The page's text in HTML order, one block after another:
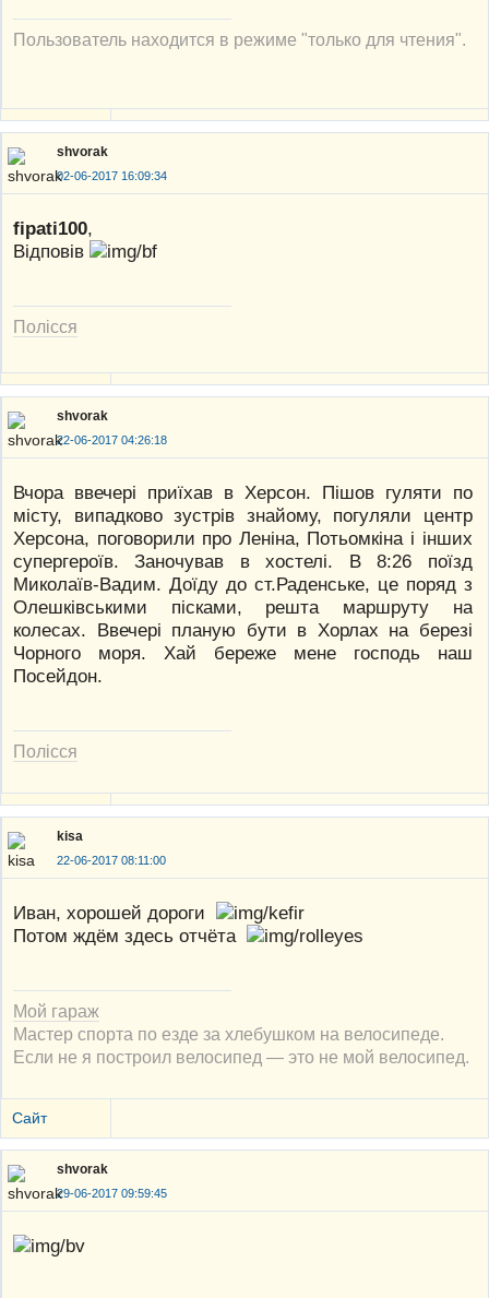
Пользователь находится в режиме "только для чтения".
shvorak
02-06-2017 16:09:34
fipati100,
Відповів
Полісся
shvorak
22-06-2017 04:26:18
Вчора ввечері приїхав в Херсон. Пішов гуляти по
місту, випадково зустрів знайому, погуляли центр
Херсона, поговорили про Леніна, Потьомкіна і інших
супергероїв. Заночував в хостелі. В 8:26 поїзд
Миколаїв-Вадим. Доїду до ст.Раденське, це поряд з
Олешківськими пісками, решта маршруту на
колесах. Ввечері планую бути в Хорлах на березі
Чорного моря. Хай береже мене господь наш
Посейдон.
Полісся
kisa
22-06-2017 08:11:00
Иван, хорошей дороги
Потом ждём здесь отчёта
Мой гараж
Мастер спорта по езде за хлебушком на велосипеде.
Если не я построил велосипед — это не мой велосипед.
Сайт
shvorak
29-06-2017 09:59:45